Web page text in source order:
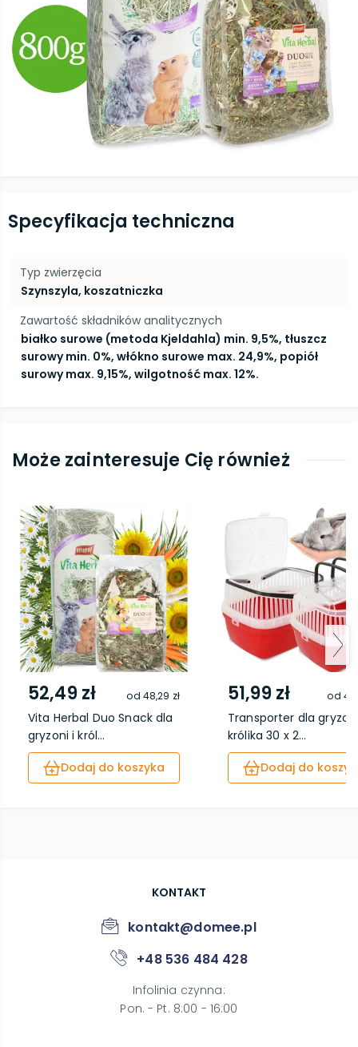
Specyfikacja techniczna
Typ zwierzęcia
Szynszyla, koszatniczka
Zawartość składników analitycznych
białko surowe (metoda Kjeldahla) min. 9,5%, tłuszcz
surowy min. 0%, włókno surowe max. 24,9%, popiół
surowy max. 9,15%, wilgotność max. 12%.
Może zainteresuje Cię również
52,49 zł od 48,29 zł
Vita Herbal Duo Snack dla
gryzoni i król...
Dodaj do koszyka
51,99 zł od
Transporter dla
królika 30 x 2...
Dodaj do
KONTAKT
kontakt@domee.pl
+48 536 484 428
Infolinia czynna:
Pon. - Pt. 8:00 - 16:00